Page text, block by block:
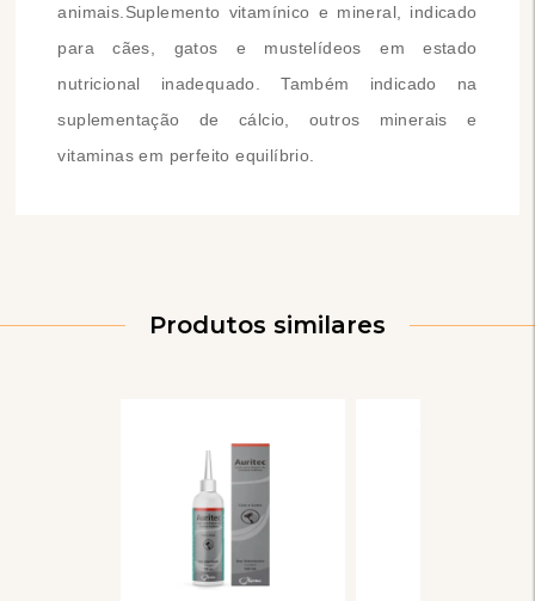
animais.Suplemento vitamínico e mineral, indicado
para cães, gatos e mustelídeos em estado
nutricional inadequado. Também indicado na
suplementação de cálcio, outros minerais e
vitaminas em perfeito equilíbrio.
Produtos similares